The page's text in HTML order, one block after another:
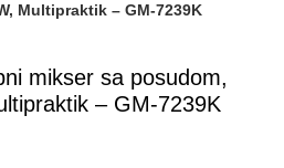
Multipraktik – GM-7239K
mikser sa posudom,
– GM-7239K